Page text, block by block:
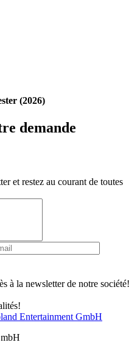
(2026)
demande
et restez au courant de toutes
à la newsletter de notre société!